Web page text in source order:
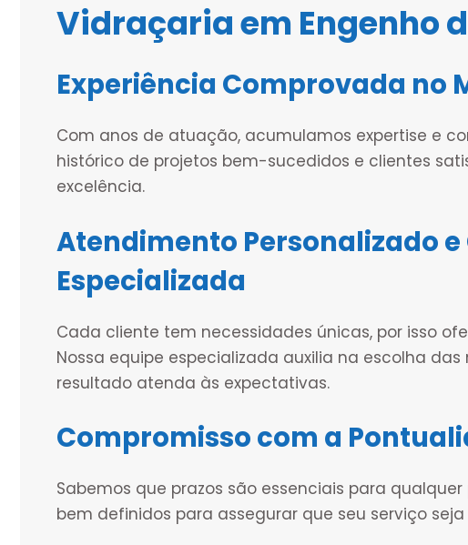
Vidraçaria em Engenho
Experiência Comprovada no
Com anos de atuação, acumulamos expertise e
histórico de projetos bem-sucedidos e clientes
excelência.
Atendimento Personalizado
Especializada
Cada cliente tem necessidades únicas, por isso
Nossa equipe especializada auxilia na escolha
resultado atenda às expectativas.
Compromisso com a
Sabemos que prazos são essenciais para
bem definidos para assegurar que seu serviço